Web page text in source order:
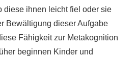
diese ihnen leicht fiel oder sie
Bewältigung dieser Aufgabe
Fähigkeit zur Metakognition
beginnen Kinder und